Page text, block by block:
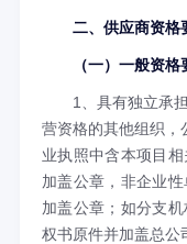
二、供应商资格
（一）一般资格
1、具有独立承担
营资格的其他组织，
业执照中含本项目
加盖公章，非企业
加盖公章；如分支
权书原件并加盖总公